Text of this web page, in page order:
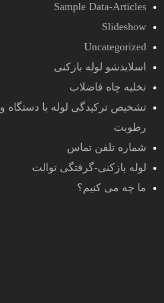
Sample Data-Articles
Slideshow
Uncategorized
اسلایدشو لوله بازکنی
تخلیه چاه فاضلاب
تشخیص ترکیدگی لوله با دستگاه
رطوبت
شماره تلفن تماس
لوله بازکنی-گرفتگی توالت
ما چه می کنیم؟